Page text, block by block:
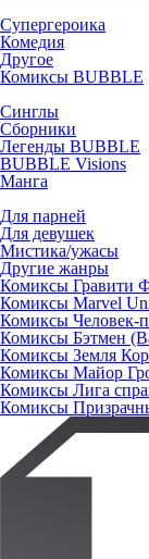
Супергероика
Комедия
Другое
Комиксы BUBBLE
Синглы
Сборники
Легенды BUBBLE
BUBBLE Visions
Манга
Для парней
Для девушек
Мистика/ужасы
Другие жанры
Комиксы Гравити
Комиксы Marvel
Комиксы Человек-
Комиксы Бэтмен
Комиксы Земля
Комиксы Майор
Комиксы Лига
Комиксы